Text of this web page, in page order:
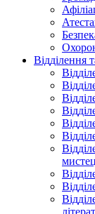
Відділення